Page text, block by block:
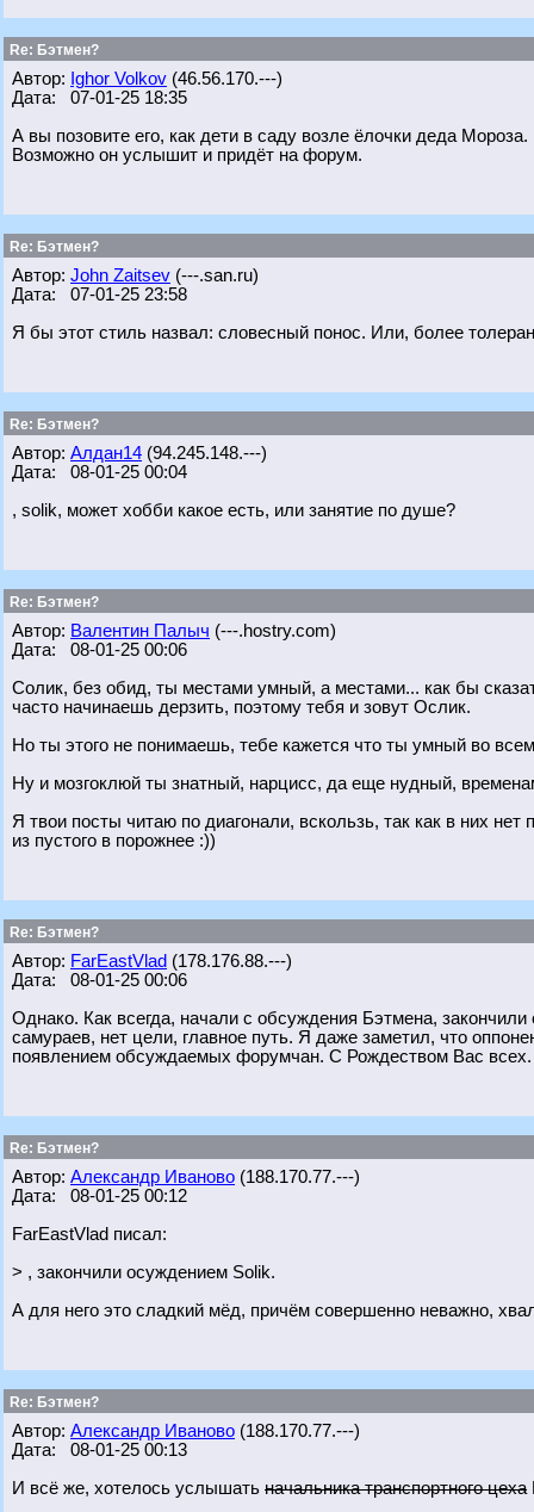
Re: Бэтмен?
Автор: Ighor Volkov (46.56.170.---)
Дата: 07-01-25 18:35
А вы позовите его, как дети в саду возле ёлочки деда Мороза.
Возможно он услышит и придёт на форум.
Re: Бэтмен?
Автор: John Zaitsev (---.san.ru)
Дата: 07-01-25 23:58
Я бы этот стиль назвал: словесный понос. Или, более
Re: Бэтмен?
Автор: Алдан14 (94.245.148.---)
Дата: 08-01-25 00:04
, solik, может хобби какое есть, или занятие по душе?
Re: Бэтмен?
Автор: Валентин Палыч (---.hostry.com)
Дата: 08-01-25 00:06
Солик, без обид, ты местами умный, а местами... как бы
часто начинаешь дерзить, поэтому тебя и зовут Ослик.
Но ты этого не понимаешь, тебе кажется что ты умный во
Ну и мозгоклюй ты знатный, нарцисс, да еще нудный,
Я твои посты читаю по диагонали, вскользь, так как в них
из пустого в порожнее :))
Re: Бэтмен?
Автор: FarEastVlad (178.176.88.---)
Дата: 08-01-25 00:06
Однако. Как всегда, начали с обсуждения Бэтмена,
самураев, нет цели, главное путь. Я даже заметил, что
появлением обсуждаемых форумчан. С Рождеством Вас всех.
Re: Бэтмен?
Автор: Александр Иваново (188.170.77.---)
Дата: 08-01-25 00:12
FarEastVlad писал:
> , закончили осуждением Solik.
А для него это сладкий мёд, причём совершенно неважно,
Re: Бэтмен?
Автор: Александр Иваново (188.170.77.---)
Дата: 08-01-25 00:13
И всё же, хотелось услышать начальника транспортного цеха